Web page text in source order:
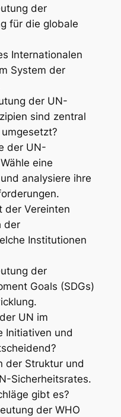
der
für die globale
Internationalen
System der
der UN-
sind zentral
der UN-
eine
analysiere ihre
der Vereinten
der
Institutionen
der
Goals (SDGs)
UN im
Initiativen und
der Struktur und
Sicherheitsrates.
gibt es?
der WHO